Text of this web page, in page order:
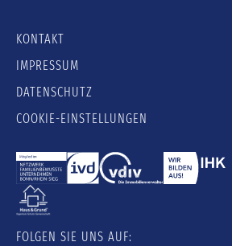
KONTAKT
IMPRESSUM
DATENSCHUTZ
COOKIE-EINSTELLUNGEN
FOLGEN SIE UNS AUF: